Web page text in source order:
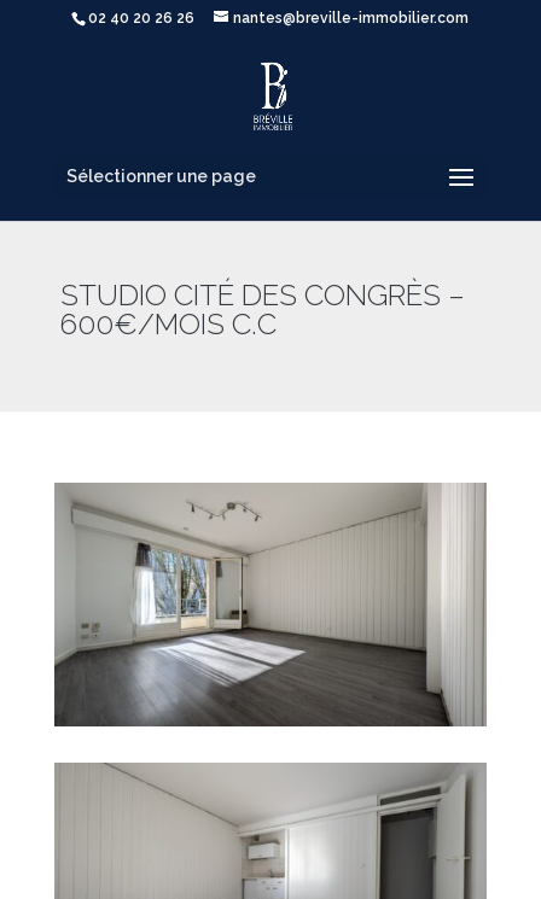
02 40 20 26 26 nantes@breville-immobilier.com
Sélectionner une page
STUDIO CITÉ DES CONGRÈS –
600€/MOIS C.C